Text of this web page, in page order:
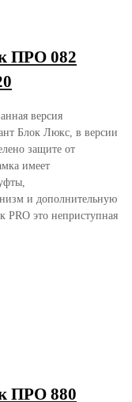
ПРО 082
версия
Блок Люкс, в версии
защите от
имеет
и дополнительную
PRO это неприступная
ПРО 880